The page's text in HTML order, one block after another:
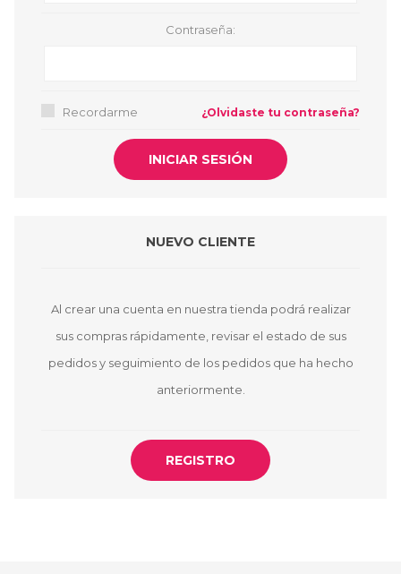
Contraseña:
Recordarme ¿Olvidaste tu contraseña?
NUEVO CLIENTE
Al crear una cuenta en nuestra tienda podrá realizar
sus compras rápidamente, revisar el estado de sus
pedidos y seguimiento de los pedidos que ha hecho
anteriormente.